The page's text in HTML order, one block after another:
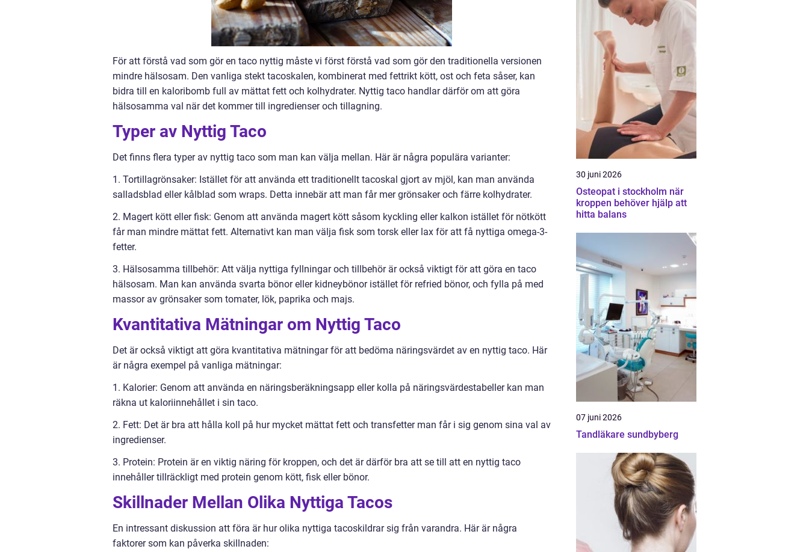
För att förstå vad som gör en taco nyttig måste vi först förstå vad som gör den traditionella versionen
mindre hälsosam. Den vanliga stekt tacoskalen, kombinerat med fettrikt kött, ost och feta såser, kan
bidra till en kaloribomb full av mättat fett och kolhydrater. Nyttig taco handlar därför om att göra
hälsosamma val när det kommer till ingredienser och tillagning.
Typer av Nyttig Taco
Det finns flera typer av nyttig taco som man kan välja mellan. Här är några populära varianter:
1. Tortillagrönsaker: Istället för att använda ett traditionellt tacoskal gjort av mjöl, kan man använda
salladsblad eller kålblad som wraps. Detta innebär att man får mer grönsaker och färre kolhydrater.
2. Magert kött eller fisk: Genom att använda magert kött såsom kyckling eller kalkon istället för nötkött
får man mindre mättat fett. Alternativt kan man välja fisk som torsk eller lax för att få nyttiga omega-3-
fetter.
3. Hälsosamma tillbehör: Att välja nyttiga fyllningar och tillbehör är också viktigt för att göra en taco
hälsosam. Man kan använda svarta bönor eller kidneybönor istället för refried bönor, och fylla på med
massor av grönsaker som tomater, lök, paprika och majs.
Kvantitativa Mätningar om Nyttig Taco
Det är också viktigt att göra kvantitativa mätningar för att bedöma näringsvärdet av en nyttig taco. Här
är några exempel på vanliga mätningar:
1. Kalorier: Genom att använda en näringsberäkningsapp eller kolla på näringsvärdestabeller kan man
räkna ut kaloriinnehållet i sin taco.
2. Fett: Det är bra att hålla koll på hur mycket mättat fett och transfetter man får i sig genom sina val av
ingredienser.
3. Protein: Protein är en viktig näring för kroppen, och det är därför bra att se till att en nyttig taco
innehåller tillräckligt med protein genom kött, fisk eller bönor.
Skillnader Mellan Olika Nyttiga Tacos
En intressant diskussion att föra är hur olika nyttiga tacoskildrar sig från varandra. Här är några
faktorer som kan påverka skillnaden:
30 juni 2026
Osteopat i stockholm när
kroppen behöver hjälp att
hitta balans
07 juni 2026
Tandläkare sundbyberg